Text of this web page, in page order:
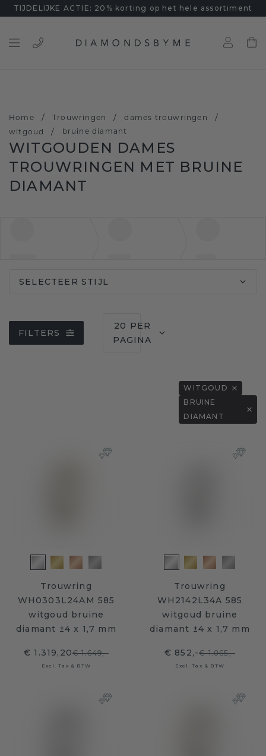
TIJDELIJKE ACTIE: 20% korting op het hele assortiment
Home / Trouwringen / dames trouwringen /
witgoud / bruine diamant
WITGOUDEN DAMES
TROUWRINGEN MET BRUINE
DIAMANT
SELECTEER STIJL
FILTERS
20 PER
PAGINA
WITGOUD
BRUINE
DIAMANT
Trouwring
WH0303L24AM 585
witgoud bruine
diamant ±4 x 1,7 mm
€ 1.319,20€ 1.649,-
Excl. Tax & BTW
Trouwring
WH2142L34A 585
witgoud bruine
diamant ±4 x 1,7 mm
€ 852,-€ 1.065,-
Excl. Tax & BTW